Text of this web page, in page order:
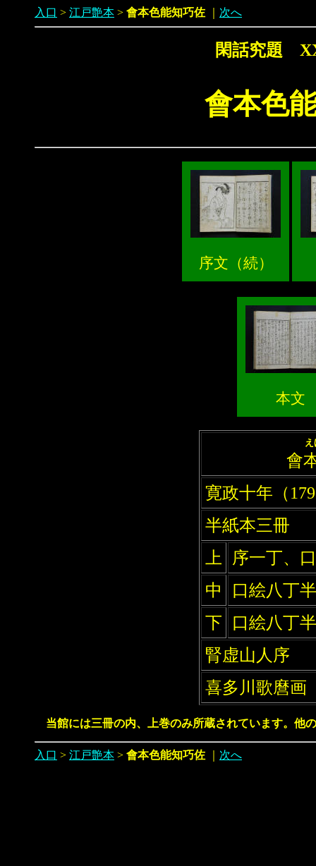
入口 > 江戸艶本 > 會本色能知巧佐 次へ
閑話究題
會本色
序文（続）
本文
會
寛政十年（
半紙本三冊
上
序一丁、
中
口絵八丁
下
口絵八丁
腎虚山人序
喜多川歌麿画
当館には三冊の内、 上巻のみ所蔵されています。他
入口 > 江戸艶本 > 會本色能知巧佐 次へ